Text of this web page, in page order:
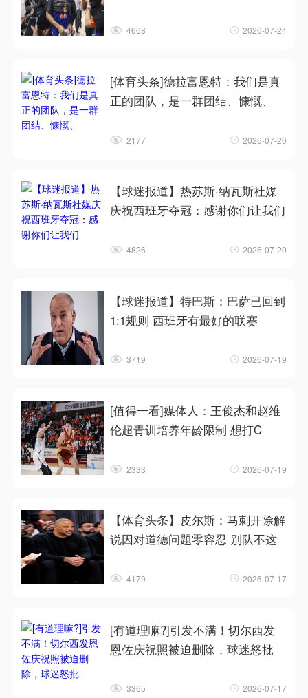
4668 2026-07-24
[体育头条]德拉富恩特：我们是真
正的团队，是一群团结、慷慨、
2177 2026-07-20
【球迷报道】热苏斯·纳瓦斯社媒
庆祝西班牙夺冠：感谢你们让我们
4826 2026-07-20
【球迷报道】特巴斯：巴萨已回到
1:1规则 西班牙有最好的联赛
3719 2026-07-19
[值得一看]媒体人：王俊杰和赵维
伦超青训培养年龄限制 想打C
2333 2026-07-19
【体育头条】皮尔斯：马刺开除解
说因对道德问题零容忍 别队不这
4179 2026-07-17
[有道理嘛?]引发不满！切尔西发
恩佐庆祝照被迫删除，球迷怒批
3365 2026-07-17